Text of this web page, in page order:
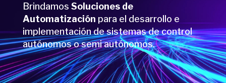
Brindamos Soluciones de
Automatización para el desarrollo e
implementación de sistemas de control
autónomos o semi autónomos. ​